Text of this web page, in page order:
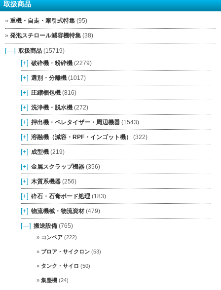
取扱商品
重機・自走・牽引式特集 (95)
発泡スチロール減容機特集 (38)
[—] 取扱商品 (15719)
[+] 破砕機・粉砕機 (2279)
[+] 選別・分離機 (1017)
[+] 圧縮梱包機 (816)
[+] 洗浄機・脱水機 (272)
[+] 押出機・ペレタイザー・周辺機器 (1543)
[+] 溶融機（減容・RPF・インゴット機） (322)
[+] 成型機 (219)
[+] 金属スクラップ機器 (356)
[+] 木質系機器 (256)
[+] 砕石・石膏ボード処理 (183)
[+] 物流機械・物流資材 (479)
[—] 搬送設備 (765)
コンベア (222)
ブロア・サイクロン (53)
タンク・サイロ (50)
集塵機 (24)